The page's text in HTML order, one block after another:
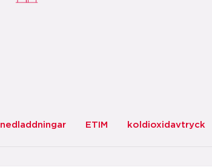
nedladdningar ETIM koldioxidavtryck